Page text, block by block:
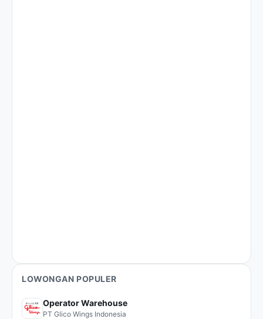
LOWONGAN POPULER
Operator Warehouse
PT Glico Wings Indonesia